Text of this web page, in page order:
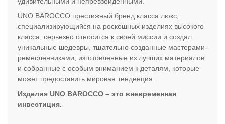
UNO BAROCCO престижный бренд класса люкс,
специализирующийся на роскошных изделиях высокого
класса, серьезно относится к своей миссии и создал
уникальные шедевры, тщательно созданные мастерами-
ремесленниками, изготовленные из лучших материалов
и собранные с особым вниманием к деталям, которые
может предоставить мировая тенденция.
Изделия UNO BAROCCO – это вневременная
инвестиция.